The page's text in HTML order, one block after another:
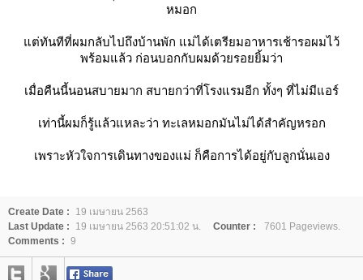
หมอก
ต่ทันทีที่ผมกลับไปถึงบ้านพัก แม่ได้เตรียมอาหารเช้ารอผมไว้
พร้อมแล้ว ก่อนบอกกับผมด้วยรอยยิ้มว่า
เมื่อคืนนี้นอนสบายมาก สบายกว่าที่โรงแรมอีก ทั้งๆ ที่ไม่มีแอร์
เท่านี้ผมก็รู้แล้วแหละว่า ทะเลหมอกมันไม่ได้สำคัญหรอก
เพราะหัวใจการเดินทางของแม่ ก็คือการได้อยู่กับลูกนั่นเอง
Create Date :
19 เมษายน 2563
Last Update :
19 เมษายน 2563 20:51:02 น. Counter :
7601 Pageviews.
Comments : 9